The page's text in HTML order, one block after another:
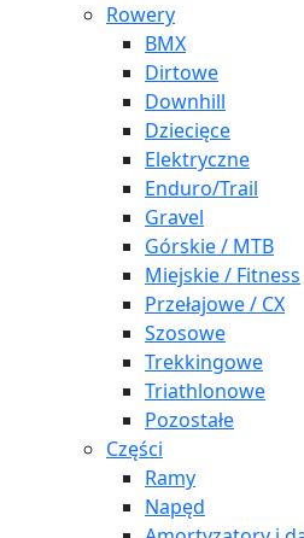
Rowery
BMX
Dirtowe
Downhill
Dziecięce
Elektryczne
Enduro/Trail
Gravel
Górskie / MTB
Miejskie / Fitness
Przełajowe / CX
Szosowe
Trekkingowe
Triathlonowe
Pozostałe
Części
Ramy
Napęd